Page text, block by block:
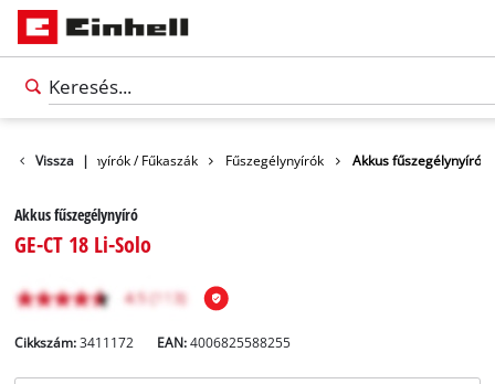
Vissza |
Fűszegélynyírók / Fűkaszák Fűszegélynyírók Akkus fűszegélynyíró
Akkus fűszegélynyíró
GE-CT 18 Li-Solo
Cikkszám: 3411172 EAN:4006825588255